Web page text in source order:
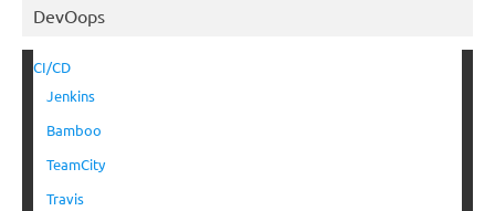
DevOops
CI/CD
Jenkins
Bamboo
TeamCity
Travis